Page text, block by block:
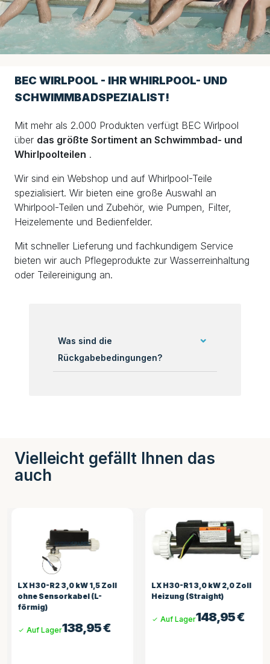
BEC WIRLPOOL - IHR WHIRLPOOL- UND
SCHWIMMBADSPEZIALIST!
Mit mehr als 2.000 Produkten verfügt BEC Wirlpool
über das größte Sortiment an Schwimmbad- und
Whirlpoolteilen .
Wir sind ein Webshop und auf Whirlpool-Teile
spezialisiert. Wir bieten eine große Auswahl an
Whirlpool-Teilen und Zubehör, wie Pumpen, Filter,
Heizelemente und Bedienfelder.
Mit schneller Lieferung und fachkundigem Service
bieten wir auch Pflegeprodukte zur Wasserreinhaltung
oder Teilereinigung an.
Was sind die
Rückgabebedingungen?
Vielleicht gefällt Ihnen das
auch
LX H30-R2 3,0 kW 1,5 Zoll
ohne Sensorkabel (L-
förmig)
138,95€
Auf Lager
LX H30-R1 3,0 kW 2,0 Zoll
Heizung (Straight)
148,95€
Auf Lager